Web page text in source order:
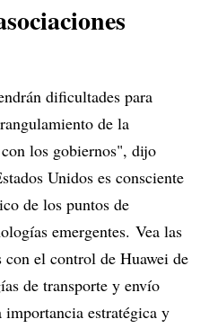
dificultades para
de la
los gobiernos", dijo
Unidos es consciente
de los puntos de
emergentes. Vea las
con el control de Huawei de
de transporte y envío
estratégica y